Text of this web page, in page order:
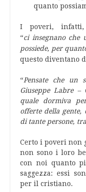
quanto
I poveri, infatti,
“ci insegnano che
possiede, per
questo diventano
“Pensate che un
Giuseppe Labre–
quale dormiva
offerte della gente,
di tante persone,
Certo i poveri non
non sono i loro
con noi quanto
saggezza: essi
per il cristiano.